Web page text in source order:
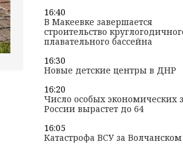
16:40
В Макеевке завершается
строительство
плавательного бассейна
16:30
Новые детские центры в ДНР
16:20
Число особых экономических
России вырастет до 64
16:05
Катастрофа ВСУ за Волчанском